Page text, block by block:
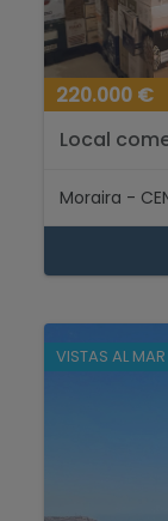
220.000 €
Local
Moraira -
VISTAS AL MAR